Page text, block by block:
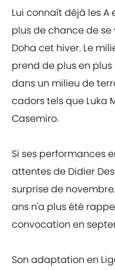
Lui connaît déjà les
plus de chance de
Doha cet hiver. Le
prend de plus en
dans un milieu de
cadors tels que Luka
Casemiro.
Si ses performances
attentes de Didier
surprise de
ans n'a plus été
convocation en
Son adaptation en